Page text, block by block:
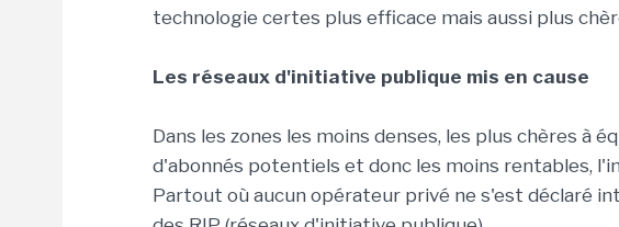
technologie certes plus efficace mais aussi plus
Les réseaux d'initiative publique mis en cause
Dans les zones les moins denses, les plus chères à
d'abonnés potentiels et donc les moins rentables,
Partout où aucun opérateur privé ne s'est déclaré